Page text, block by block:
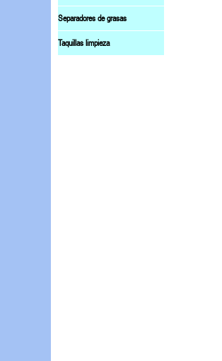
Separadores de grasas
Taquillas limpieza